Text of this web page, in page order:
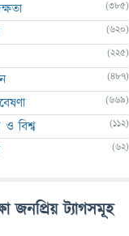
(385)
(620)
(225)
(487)
(669)
ও বিশ্ব (112)
(62)
জনপ্রিয় ট্যাগসমূহ